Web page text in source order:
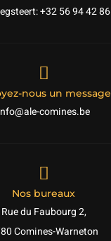
+32 56 94 42 86
nous un message
comines.be
Nos bureaux
Rue du Faubourg 2,
Comines-Warneton